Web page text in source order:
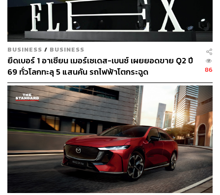
ภาพ:Courtesy ofCATL
อ้างอิง:
https://www.scmp.com/business/china-business/artic
le/3283724/catl-chinas-king-ev-batteries-unveils-ne
w-product-hybrid-cars-amid-rising-demand
https://www.catl.com/en/news/6301.html
สามารถติดตาม THE STANDARD WEALTH
ผ่านแอปพลิเคชันต่างๆ ที่คุณสะดวกหรือใช้งานอยู่แล้วได้เลย
TAGS: รถยนต์ไฟฟ้า - Electric Vehicle
รถยนต์ไฮบริด
แบตเตอรี่
BUSINESS / BUSINESS
ยึดเบอร์ 1 อาเซียน เมอร์เซเดส-เบนซ์ เผยยอดขาย Q2 ปี
69 ทั่วโลกทะลุ 5 แสนคัน รถไฟฟ้าโตกระฉูด
86